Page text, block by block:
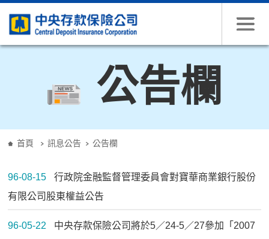
公告欄
首頁 訊息公告 公告欄
96-08-15
行政院金融監督管理委員會對寶華商業銀行股份
有限公司股東權益公告
96-05-22
中央存款保險公司將於5／24-5／27參加「2007